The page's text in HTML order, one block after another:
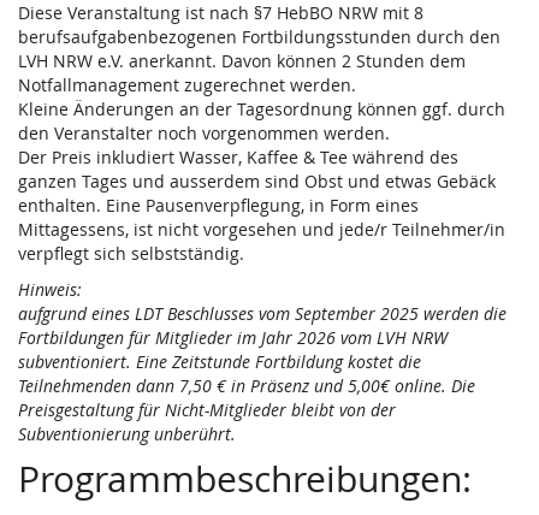
Diese Veranstaltung ist nach §7 HebBO NRW mit 8
berufsaufgabenbezogenen Fortbildungsstunden durch den
LVH NRW e.V. anerkannt. Davon können 2 Stunden dem
Notfallmanagement zugerechnet werden.
Kleine Änderungen an der Tagesordnung können ggf. durch
den Veranstalter noch vorgenommen werden.
Der Preis inkludiert Wasser, Kaffee & Tee während des
ganzen Tages und ausserdem sind Obst und etwas Gebäck
enthalten. Eine Pausenverpflegung, in Form eines
Mittagessens, ist nicht vorgesehen und jede/r Teilnehmer/in
verpflegt sich selbstständig.
Hinweis:
aufgrund eines LDT Beschlusses vom September 2025 werden die
Fortbildungen für Mitglieder im Jahr 2026 vom LVH NRW
subventioniert. Eine Zeitstunde Fortbildung kostet die
Teilnehmenden dann 7,50 € in Präsenz und 5,00€ online. Die
Preisgestaltung für Nicht-Mitglieder bleibt von der
Subventionierung unberührt.
Programmbeschreibungen: